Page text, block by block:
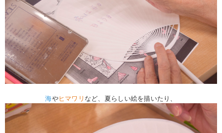
海やヒマワリ など、夏らしい絵を描いたり、